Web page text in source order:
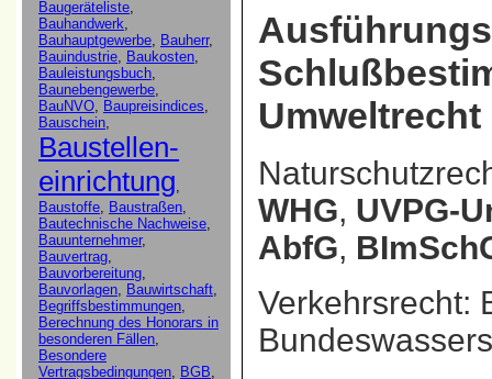
Umweltrecht
WHG, UVPG-
AbfG,
Verkehrsrecht: